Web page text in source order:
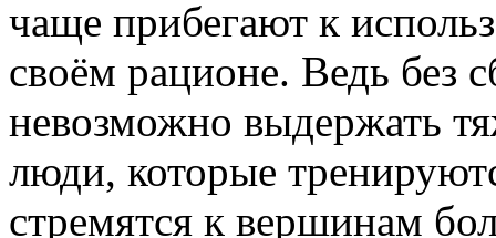
чаще прибегают к
своём рационе. Ведь без
невозможно выдержать
люди, которые
стремятся к вершинам